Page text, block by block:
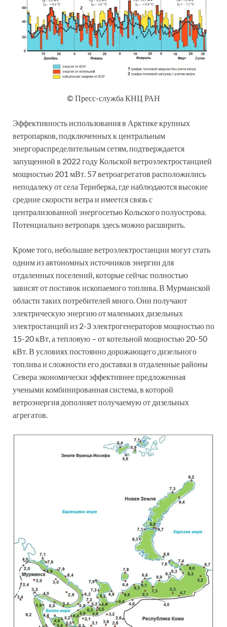
© Пресс-служба КНЦ РАН
Эффективность использования в Арктике крупных
ветропарков, подключенных к центральным
энергораспределительным сетям, подтверждается
запущенной в 2022 году Кольской ветроэлектростанцией
мощностью 201 мВт. 57 ветроагрегатов расположились
неподалеку от села Териберка, где наблюдаются высокие
средние скорости ветра и имеется связь с
централизованной энергосетью Кольского полуострова.
Потенциально ветропарк здесь можно расширить.
Кроме того, небольшие ветроэлектростанции могут стать
одним из автономных источников энергии для
отдаленных поселений, которые сейчас полностью
зависят от поставок ископаемого топлива. В Мурманской
области таких потребителей много. Они получают
электрическую энергию от маленьких дизельных
электростанций из 2-3 электрогенераторов мощностью по
15-20 кВт, а тепловую – от котельной мощностью 20-50
кВт. В условиях постоянно дорожающего дизельного
топлива и сложности его доставки в отдаленные районы
Севера экономически эффективнее предложенная
учеными комбинированная система, в которой
ветроэнергия дополняет получаемую от дизельных
агрегатов.